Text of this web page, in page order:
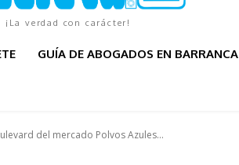
¡La verdad con carácter!
GUÍA DE ABOGADOS EN BARRANCA
del mercado Polvos Azules...